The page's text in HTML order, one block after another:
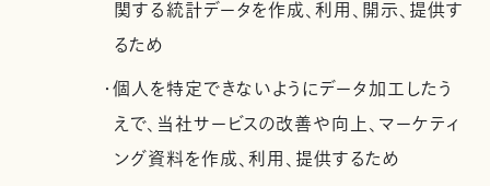
関する統計データを作成、利用、開示、提供す
るため
・個人を特定できないようにデータ加工したう
えで、当社サービスの改善や向上、マーケティ
ング資料を作成、利用、提供するため